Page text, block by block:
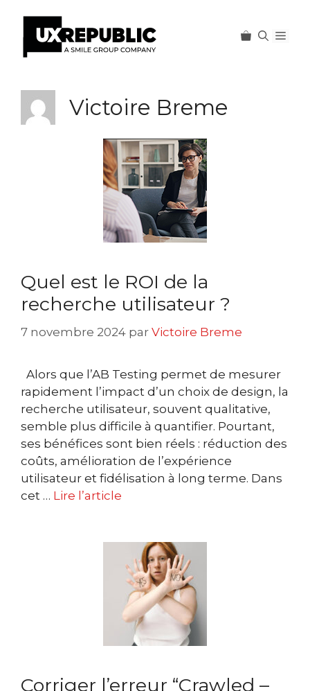
contenu
Victoire Breme
Quel est le ROI de la
recherche utilisateur ?
7 novembre 2024 par Victoire Breme
Alors que l’AB Testing permet de mesurer
rapidement l’impact d’un choix de design, la
recherche utilisateur, souvent qualitative,
semble plus difficile à quantifier. Pourtant,
ses bénéfices sont bien réels : réduction des
coûts, amélioration de l’expérience
utilisateur et fidélisation à long terme. Dans
cet … Lire l’article
Corriger l’erreur “Crawled –